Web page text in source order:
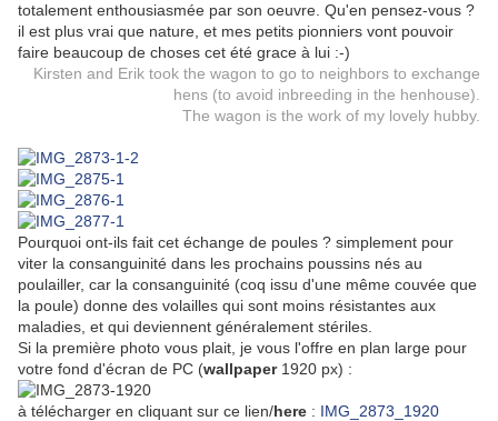
totalement enthousiasmée par son oeuvre. Qu'en pensez-vous ?
il est plus vrai que nature, et mes petits pionniers vont pouvoir
faire beaucoup de choses cet été grace à lui :-)
Kirsten and Erik took the wagon to go to neighbors to exchange
hens (to avoid inbreeding in the henhouse).
The wagon is the work of my lovely hubby.
Pourquoi ont-ils fait cet échange de poules ? simplement pour
viter la consanguinité dans les prochains poussins nés au
poulailler, car la consanguinité (coq issu d'une même couvée que
la poule) donne des volailles qui sont moins résistantes aux
maladies, et qui deviennent généralement stériles.
Si la première photo vous plait, je vous l'offre en plan large pour
votre fond d'écran de PC (wallpaper1920 px) :
à télécharger en cliquant sur ce lien/here : IMG_2873_1920